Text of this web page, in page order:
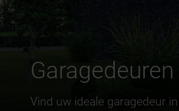
Vind uw ideale garagedeur